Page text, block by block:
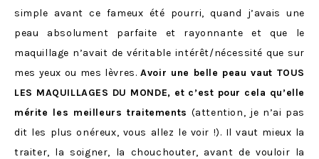
simple avant ce fameux été pourri, quand j’avais une
peau absolument parfaite et rayonnante et que le
maquillage n’avait de véritable intérêt/nécessité que sur
mes yeux ou mes lèvres.Avoir une belle peau vaut TOUS
LES MAQUILLAGES DU MONDE, et c’est pour cela qu’elle
mérite les meilleurs traitements (attention, je n’ai pas
dit les plus onéreux, vous allez le voir !). Il vaut mieux la
traiter, la soigner, la chouchouter, avant de vouloir la